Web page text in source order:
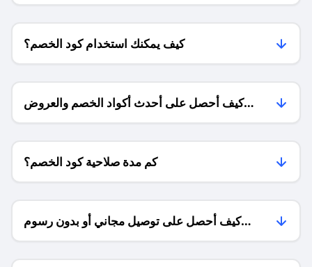
كيف يمكنك استخدام كود الخصم؟
كيف أحصل على أحدث أكواد الخصم والعروض
للمتاجر؟
كم مدة صلاحية كود الخصم؟
كيف أحصل على توصيل مجاني أو بدون رسوم
الشحن ؟